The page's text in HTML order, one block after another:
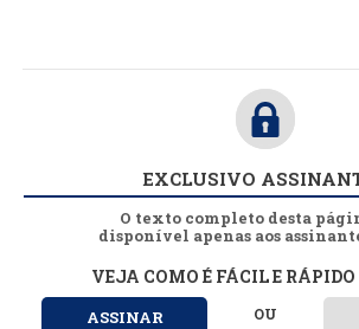
EXCLUSIVO
O texto completo desta
disponível apenas aos
VEJA COMO É FÁCIL E
ASSINAR OU